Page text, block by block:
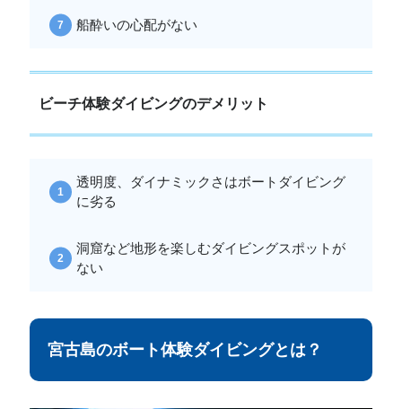
船酔いの心配がない
ビーチ体験ダイビングのデメリット
透明度、ダイナミックさはボートダイビング
に劣る
洞窟など地形を楽しむダイビングスポットが
ない
宮古島のボート体験ダイビングとは？